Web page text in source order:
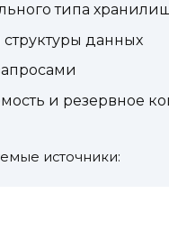
типа
данных
и резервное
источники: